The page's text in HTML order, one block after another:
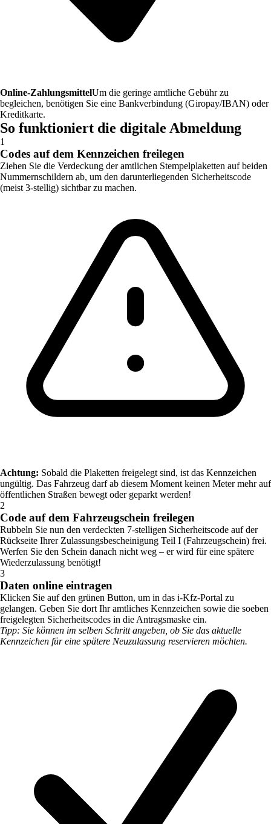
Online-ZahlungsmittelUm die geringe amtliche Gebühr zu
begleichen, benötigen Sie eine Bankverbindung (Giropay/IBAN) oder
Kreditkarte.
So funktioniert die digitale Abmeldung
1
Codes auf dem Kennzeichen freilegen
Ziehen Sie die Verdeckung der amtlichen Stempelplaketten auf beiden
Nummernschildern ab, um den darunterliegenden Sicherheitscode
(meist 3-stellig) sichtbar zu machen.
Achtung: Sobald die Plaketten freigelegt sind, ist das Kennzeichen
ungültig. Das Fahrzeug darf ab diesem Moment keinen Meter mehr auf
öffentlichen Straßen bewegt oder geparkt werden!
2
Code auf dem Fahrzeugschein freilegen
Rubbeln Sie nun den verdeckten 7-stelligen Sicherheitscode auf der
Rückseite Ihrer Zulassungsbescheinigung Teil I (Fahrzeugschein) frei.
Werfen Sie den Schein danach nicht weg – er wird für eine spätere
Wiederzulassung benötigt!
3
Daten online eintragen
Klicken Sie auf den grünen Button, um in das i-Kfz-Portal zu
gelangen. Geben Sie dort Ihr amtliches Kennzeichen sowie die soeben
freigelegten Sicherheitscodes in die Antragsmaske ein.
Tipp: Sie können im selben Schritt angeben, ob Sie das aktuelle
Kennzeichen für eine spätere Neuzulassung reservieren möchten.